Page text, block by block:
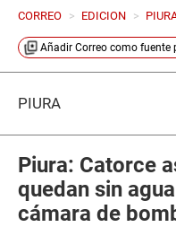
CORREO > EDICION >
Añadir Correo como fuente
PIURA
Piura: Catorce
quedan sin
cámara de